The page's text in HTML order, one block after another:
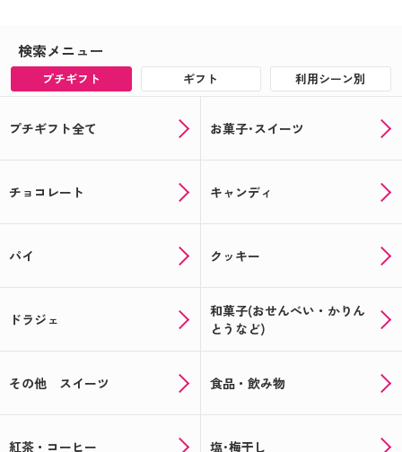
検索メニュー
プチギフト ギフト 利用シーン別
プチギフト全て お菓子･スイーツ
チョコレート キャンディ
パイ クッキー
ドラジェ
和菓子(おせんべい・かりん
とうなど)
その他 スイーツ 食品・飲み物
紅茶・コーヒー 塩･梅干し